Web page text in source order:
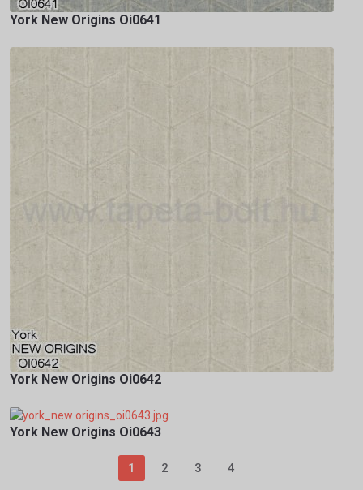
York New Origins Oi0641
York New Origins Oi0642
York New Origins Oi0643
1 2 3 4